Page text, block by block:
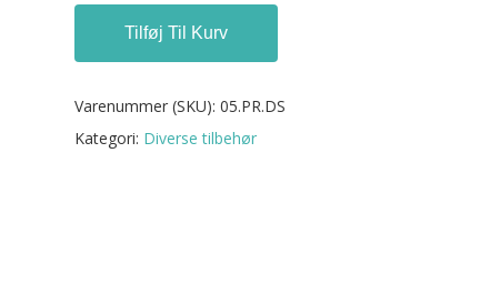
Tilføj Til Kurv
Varenummer (SKU): 05.PR.DS
Kategori: Diverse tilbehør